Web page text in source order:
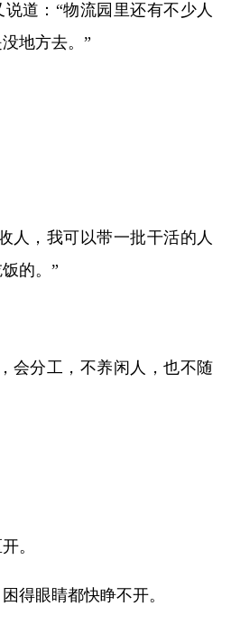
道：“物流园里还有不少人
地方去。”
人，我可以带一批干活的人
的。”
会分工，不养闲人，也不随
。
得眼睛都快睁不开。